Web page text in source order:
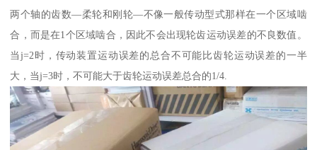
两个轴的齿数—柔轮和刚轮—不像一般传动型式那样在一个区域啮
合，而是在1个区域啮合，因此不会出现轮齿运动误差的不良数值。
当j=2时，传动装置运动误差的总合不可能比齿轮运动误差的一半
大，当j=3时，不可能大于齿轮运动误差总合的1/4.